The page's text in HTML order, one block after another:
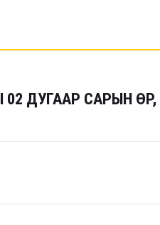
02 ДУГААР САРЫН